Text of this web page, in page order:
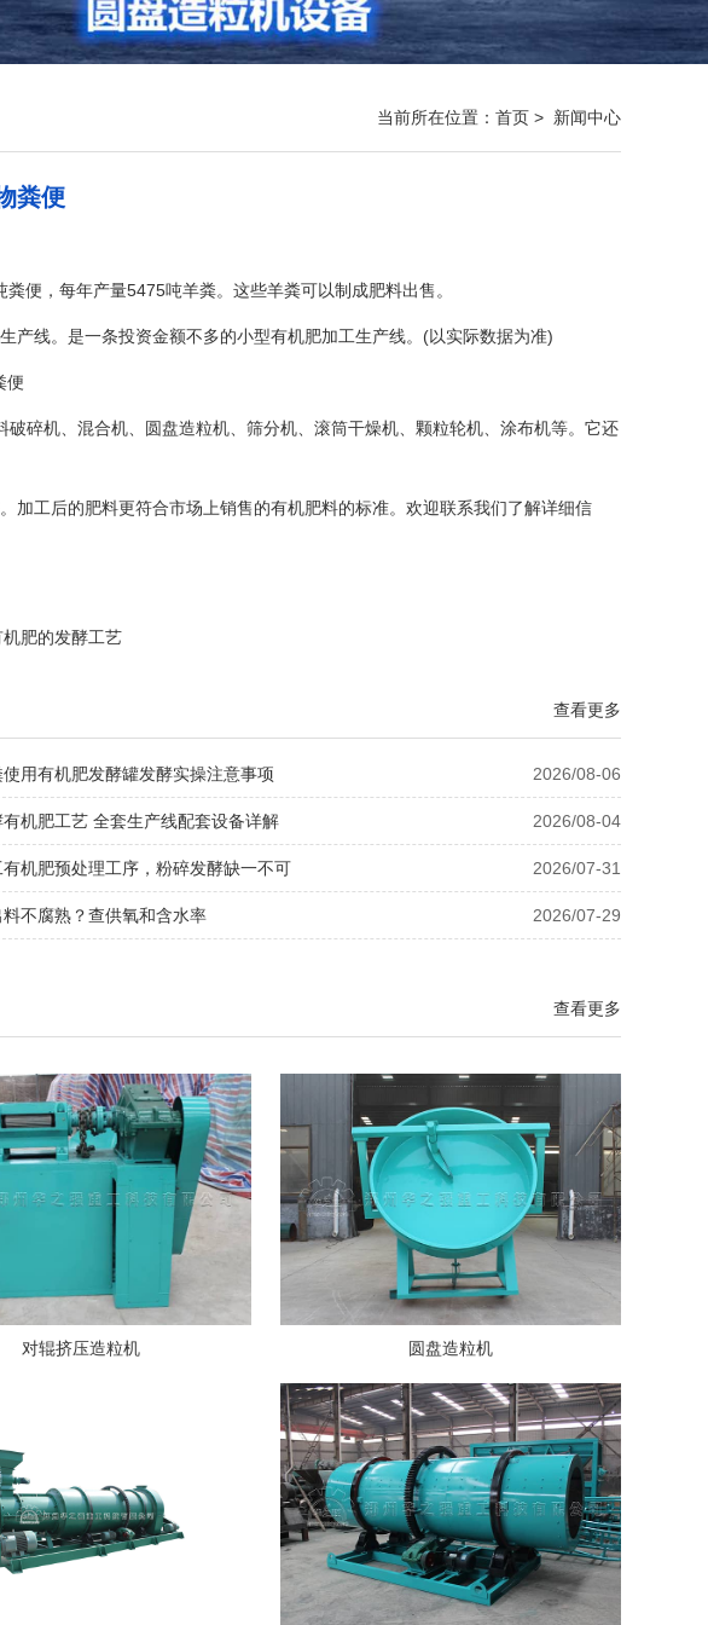
当前所在位置： 首页 > 新闻中心
粪便
便，每年产量5475吨羊粪。这些羊粪可以制成肥料出售。
线。是一条投资金额不多的小型有机肥加工生产线。(以实际数据为准)
碎机、混合机、圆盘造粒机、筛分机、滚筒干燥机、颗粒轮机、涂布机等。它还
工后的肥料更符合市场上销售的有机肥料的标准。欢迎联系我们了解详细信
机肥的发酵工艺
查看更多
用有机肥发酵罐发酵实操注意事项 2026/08-06
机肥工艺 全套生产线配套设备详解 2026/08-04
机肥预处理工序，粉碎发酵缺一不可 2026/07-31
料不腐熟？查供氧和含水率 2026/07-29
查看更多
对辊挤压造粒机 圆盘造粒机